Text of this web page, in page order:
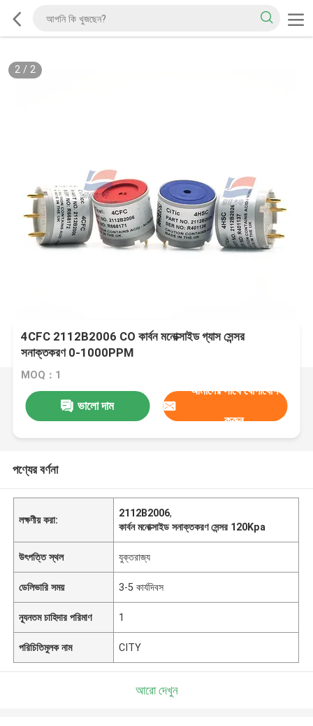
2/ 2
4CFC 2112B2006 CO কার্বন মনোক্সাইড গ্যাস সেন্সর
সনাক্তকরণ 0-1000PPM
MOQ：1
ভালো দাম
আমাদের সাথে যোগাযোগ
করুন
পণ্যের বর্ণনা
লক্ষণীয় করা:
2112B2006,
কার্বন মনোক্সাইড সনাক্তকরণ সেন্সর 120Kpa
উৎপত্তি স্থল যুক্তরাজ্য
ডেলিভারি সময় 3-5 কার্যদিবস
ন্যূনতম চাহিদার পরিমাণ 1
পরিচিতিমুলক নাম CITY
আরো দেখুন